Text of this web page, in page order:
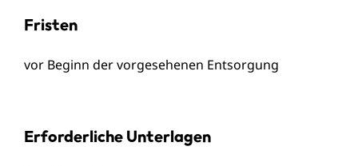
Fristen
vor Beginn der vorgesehenen Entsorgung
Erforderliche Unterlagen